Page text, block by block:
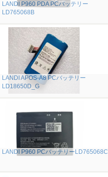
LANDI P960 PDA PCバッテリー
LD765068B
LANDI APOS-A8 PCバッテリー
LD18650D_G
LANDI P960 PCバッテリーLD765068C